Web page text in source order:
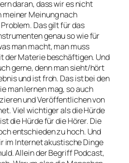
daran, dass wir es nicht
meiner Meinung nach
Das gilt für das
genau so wie für
man macht, man muss
der Materie beschäftigen. Und
gerne, denn man sieht/hört
und ist froh. Das ist bei den
man lernen mag, so auch
und Veröffentlichen von
Viel wichtiger als die Hürde
die Hürde für die Hörer. Die
entschieden zu hoch. Und
im Internet akustische Dinge
Allein der Begriff Podcast,